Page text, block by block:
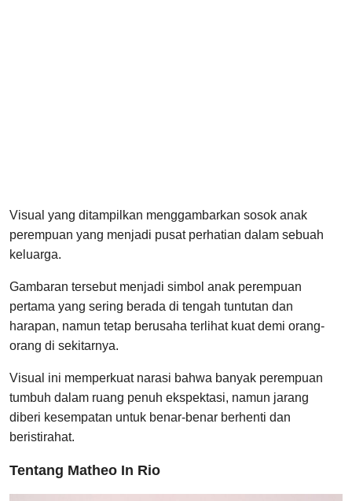
Visual yang ditampilkan menggambarkan sosok anak
perempuan yang menjadi pusat perhatian dalam sebuah
keluarga.
Gambaran tersebut menjadi simbol anak perempuan
pertama yang sering berada di tengah tuntutan dan
harapan, namun tetap berusaha terlihat kuat demi orang-
orang di sekitarnya.
Visual ini memperkuat narasi bahwa banyak perempuan
tumbuh dalam ruang penuh ekspektasi, namun jarang
diberi kesempatan untuk benar-benar berhenti dan
beristirahat.
Tentang Matheo In Rio